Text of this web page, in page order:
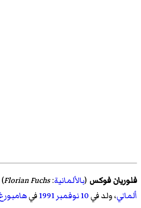
فلوريان فوكس (بالألمانية:
Florian Fuchs
ألماني، ولد في10 نوفمبر 1991في